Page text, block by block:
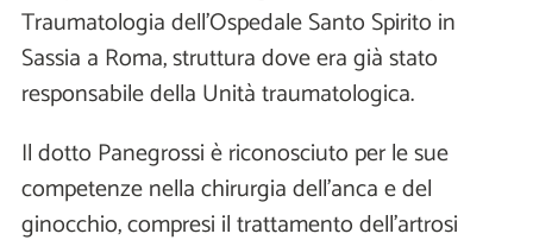
Traumatologia dell’Ospedale Santo Spirito in
Sassia a Roma, struttura dove era già stato
responsabile della Unità traumatologica.
Il dotto Panegrossi è riconosciuto per le sue
competenze nella chirurgia dell’anca e del
ginocchio, compresi il trattamento dell’artrosi